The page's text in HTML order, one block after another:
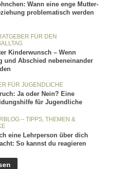
Wann eine enge Mutter-
problematisch werden
FÜR DEN
Kinderwunsch – Wenn
und Abschied nebeneinander
FÜR JUGENDLICHE
Ja oder Nein? Eine
für Jugendliche
– TIPPS, THEMEN &
eine Lehrperson über dich
So kannst du reagieren